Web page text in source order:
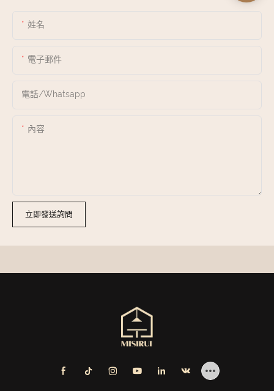
姓名
電子郵件
電話/whatsapp
內容
立即發送詢問